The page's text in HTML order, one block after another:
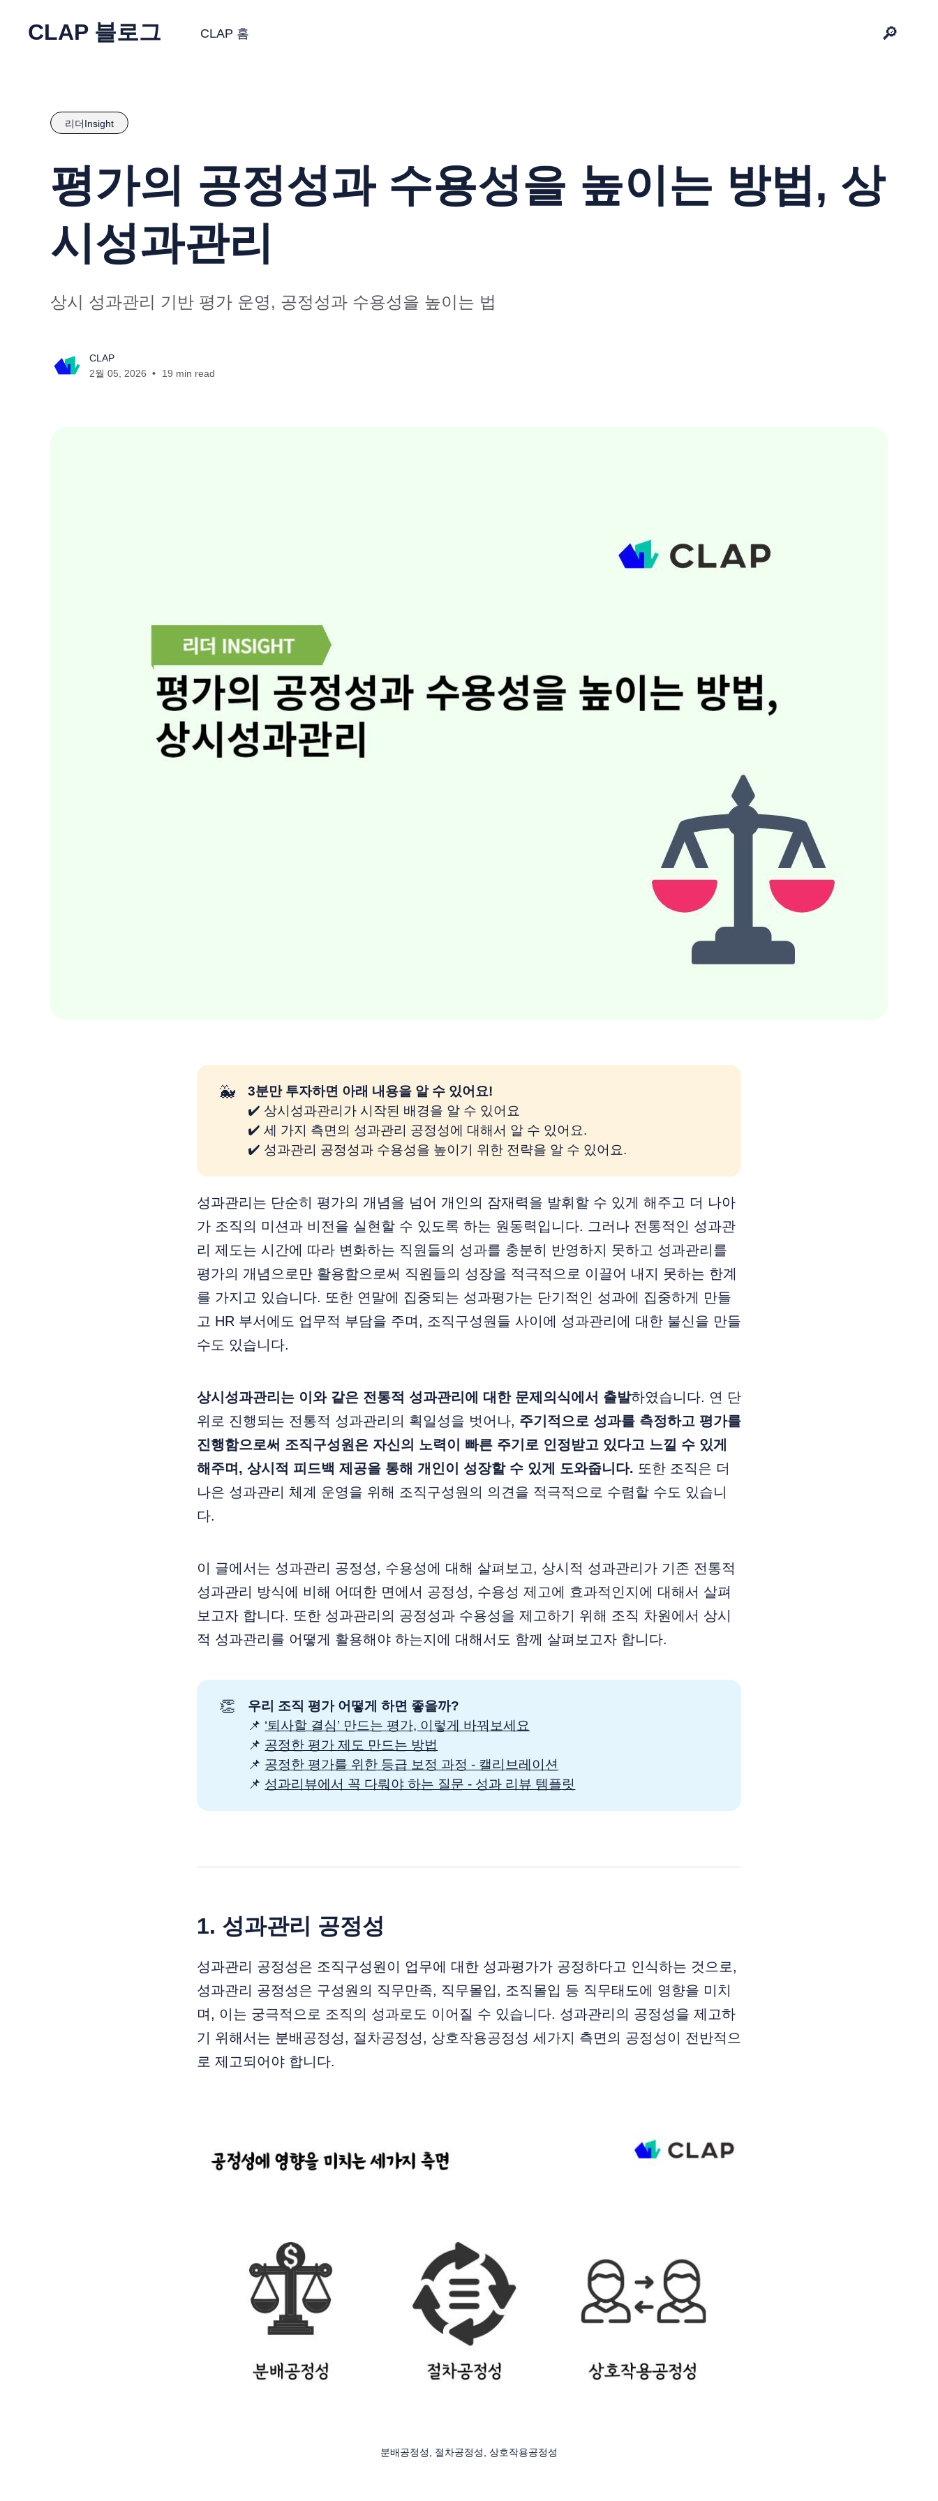
CLAP 블로그 CLAP 홈 🔎
리더Insight
평가의 공정성과 수용성을 높이는 방법, 상
시성과관리
상시 성과관리 기반 평가 운영, 공정성과 수용성을 높이는 법
CLAP
2월 05, 2026
19 min read
🐳
3분만 투자하면 아래 내용을 알 수 있어요!
✔️ 상시성과관리가 시작된 배경을 알 수 있어요
✔️ 세 가지 측면의 성과관리 공정성에 대해서 알 수 있어요.
✔️ 성과관리 공정성과 수용성을 높이기 위한 전략을 알 수 있어요.
성과관리는 단순히 평가의 개념을 넘어 개인의 잠재력을 발휘할 수 있게 해주고 더 나아
가 조직의 미션과 비전을 실현할 수 있도록 하는 원동력입니다. 그러나 전통적인 성과관
리 제도는 시간에 따라 변화하는 직원들의 성과를 충분히 반영하지 못하고 성과관리를
평가의 개념으로만 활용함으로써 직원들의 성장을 적극적으로 이끌어 내지 못하는 한계
를 가지고 있습니다. 또한 연말에 집중되는 성과평가는 단기적인 성과에 집중하게 만들
고 HR 부서에도 업무적 부담을 주며, 조직구성원들 사이에 성과관리에 대한 불신을 만들
수도 있습니다.
상시성과관리는 이와 같은 전통적 성과관리에 대한 문제의식에서 출발하였습니다. 연 단
위로 진행되는 전통적 성과관리의 획일성을 벗어나, 주기적으로 성과를 측정하고 평가를
진행함으로써 조직구성원은 자신의 노력이 빠른 주기로 인정받고 있다고 느낄 수 있게
해주며, 상시적 피드백 제공을 통해 개인이 성장할 수 있게 도와줍니다. 또한 조직은 더
나은 성과관리 체계 운영을 위해 조직구성원의 의견을 적극적으로 수렴할 수도 있습니
다.
이 글에서는 성과관리 공정성, 수용성에 대해 살펴보고, 상시적 성과관리가 기존 전통적
성과관리 방식에 비해 어떠한 면에서 공정성, 수용성 제고에 효과적인지에 대해서 살펴
보고자 합니다. 또한 성과관리의 공정성과 수용성을 제고하기 위해 조직 차원에서 상시
적 성과관리를 어떻게 활용해야 하는지에 대해서도 함께 살펴보고자 합니다.
👏
우리 조직 평가 어떻게 하면 좋을까?
📌 ‘퇴사할 결심’ 만드는 평가, 이렇게 바꿔보세요
📌 공정한 평가 제도 만드는 방법
📌 공정한 평가를 위한 등급 보정 과정 - 캘리브레이션
📌 성과리뷰에서 꼭 다뤄야 하는 질문 - 성과 리뷰 템플릿
1. 성과관리 공정성
성과관리 공정성은 조직구성원이 업무에 대한 성과평가가 공정하다고 인식하는 것으로,
성과관리 공정성은 구성원의 직무만족, 직무몰입, 조직몰입 등 직무태도에 영향을 미치
며, 이는 궁극적으로 조직의 성과로도 이어질 수 있습니다. 성과관리의 공정성을 제고하
기 위해서는 분배공정성, 절차공정성, 상호작용공정성 세가지 측면의 공정성이 전반적으
로 제고되어야 합니다.
분배공정성, 절차공정성, 상호작용공정성